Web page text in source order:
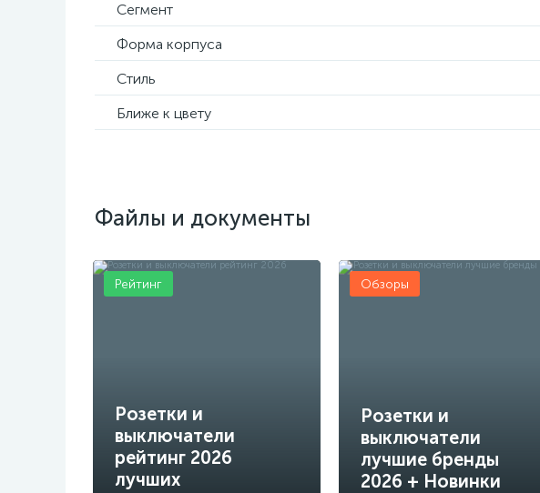
Сегмент
Форма корпуса
Стиль
Ближе к цвету
Файлы и документы
Розетки и
выключатели
рейтинг 2026
лучших
Рейтинг
Розетки и
выключатели
лучшие бренды
2026 + Новинки
Обзоры